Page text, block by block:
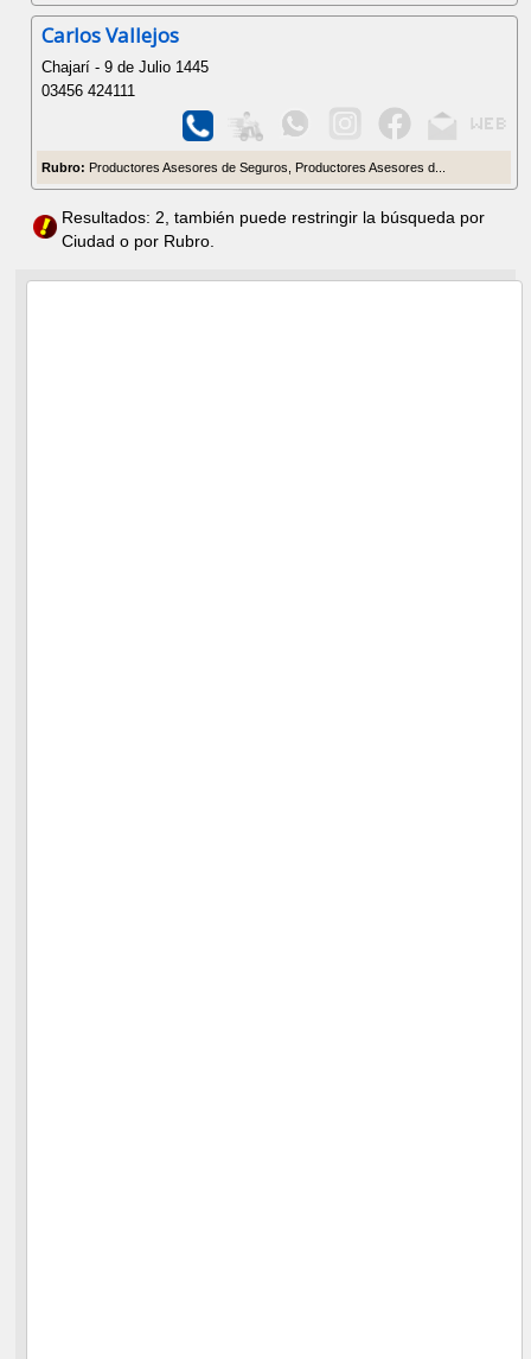
Carlos Vallejos
Chajarí - 9 de Julio 1445
03456 424111
Rubro: Productores Asesores de Seguros, Productores Asesores d...
Resultados: 2, también puede restringir la búsqueda por
Ciudad o por Rubro.